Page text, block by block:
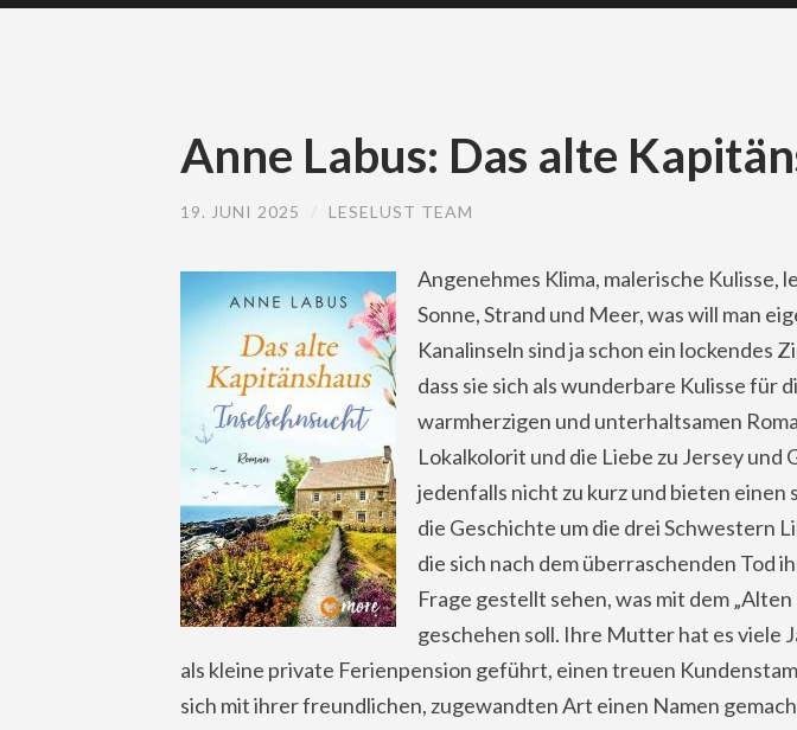
Anne Labus: Das alte
19. JUNI 2025 LESELUST TEAM
Angenehmes Klima, malerische Kulisse,
Sonne, Strand und Meer, was will man
Kanalinseln sind ja schon ein lockendes
dass sie sich als wunderbare Kulisse für
warmherzigen und unterhaltsamen
Lokalkolorit und die Liebe zu Jersey und
jedenfalls nicht zu kurz und bieten einen
die Geschichte um die drei Schwestern
die sich nach dem überraschenden Tod
Frage gestellt sehen, was mit dem
geschehen soll. Ihre Mutter hat es viele
als kleine private Ferienpension geführt, einen treuen
sich mit ihrer freundlichen, zugewandten Art einen Namen